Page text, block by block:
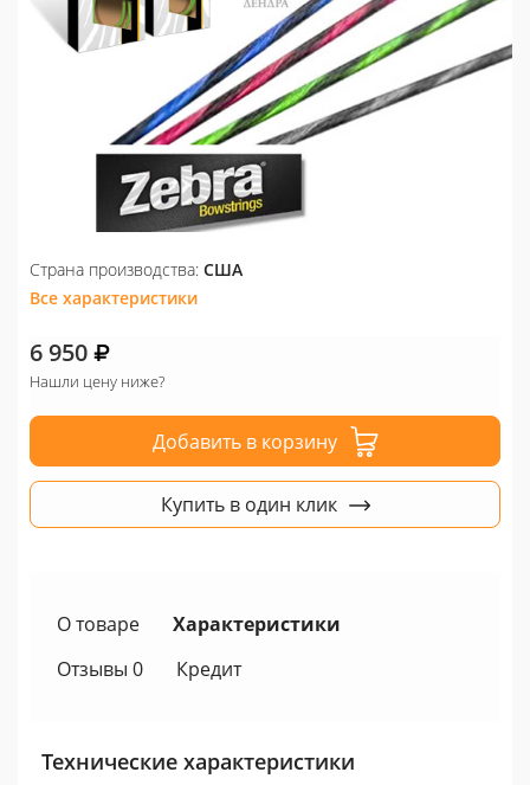
Страна производства: США
Все характеристики
6 950
Нашли цену ниже?
Добавить в корзину
Купить в один клик
О товаре
Характеристики
Отзывы 0
Кредит
Технические характеристики